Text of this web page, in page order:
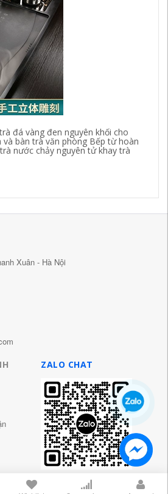
đá vàng đen nguyên khối cho
và bàn trà văn phòng Bếp từ hoàn
nước chảy nguyên tử khay trà
Xuân - Hà Nội
ZALO CHAT